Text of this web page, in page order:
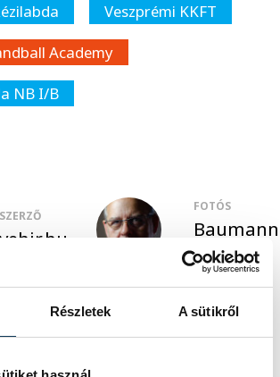
Részletek A sütikről
Veszprémi KKFT
Academy
NB I/B
SZERZŐ
vehir.hu
FOTÓS
Baumann
Béla